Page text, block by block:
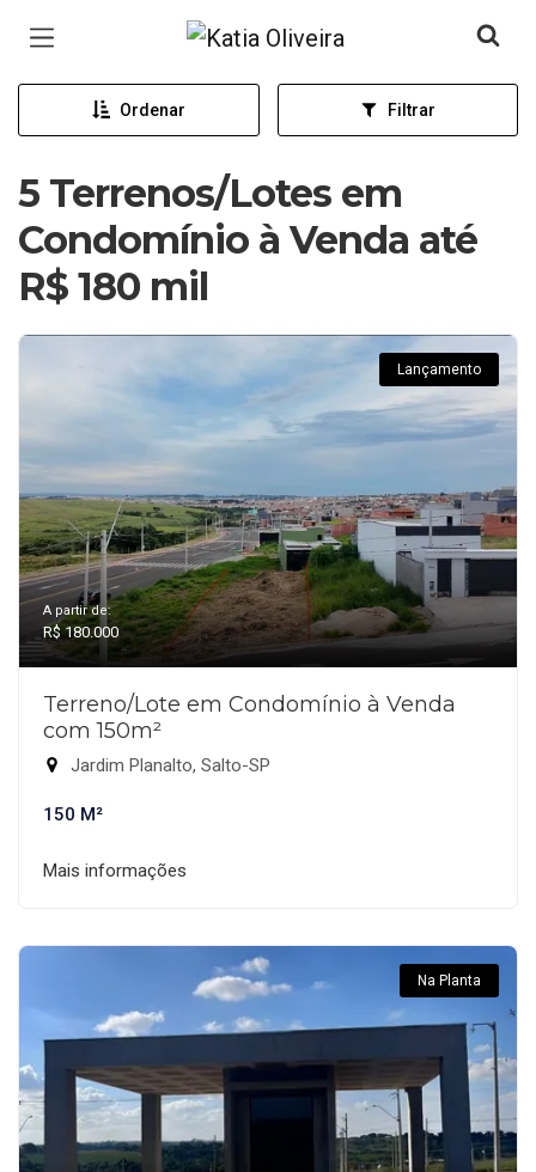
Página inicial
Ordenar Filtrar
5 Terrenos/Lotes em
Condomínio à Venda até
R$ 180 mil
Lançamento
A partir de:
R$ 180.000
Terreno/Lote em Condomínio à Venda
com 150m²
Jardim Planalto, Salto-SP
150 M²
Mais informações
Na Planta